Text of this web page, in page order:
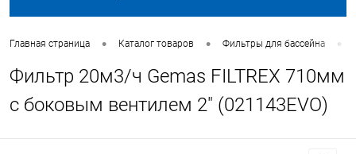
Главная страница • Каталог товаров • Фильтры для бассейна •
Фильтр 20м3/ч Gemas FILTREX 710мм
с боковым вентилем 2" (021143EVO)